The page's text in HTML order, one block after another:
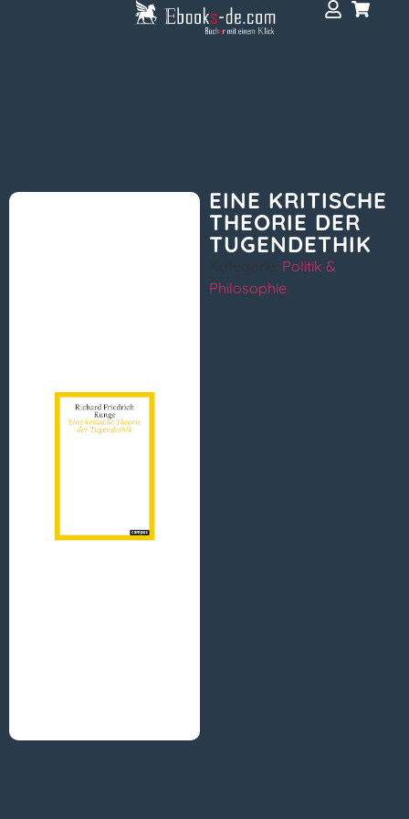
EINE KRITISCHE
THEORIE DER
TUGENDETHIK
Politik &
Philosophie